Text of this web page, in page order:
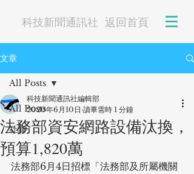
科技新聞通訊社 返回首頁
文章
All Posts
社論
All Posts
法務部資安網路設備汰換，
預算1,820萬
科技新聞通訊社編輯部
2020年6月10日 讀畢需時 1 分鐘
法務部6月4日招標「法務部及所屬機關